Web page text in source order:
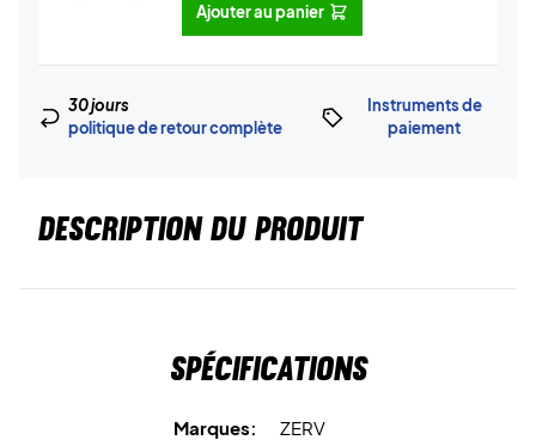
Ajouter au panier
30 jours
politique de retour complète
Instruments de
paiement
DESCRIPTION DU PRODUIT
Spécifications
Marques:
ZERV